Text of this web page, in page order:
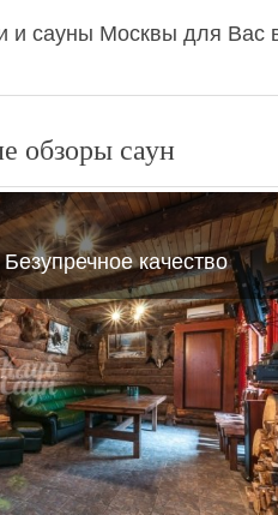
и сауны Москвы для Вас
обзоры саун
качество